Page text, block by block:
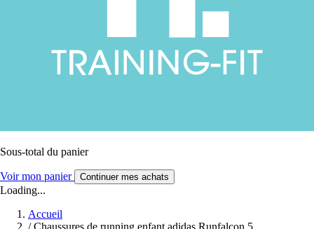
Sous-total du panier
Voir mon panier Continuer mes achats
Loading...
Accueil
/ Chaussures de running enfant adidas Runfalcon 5